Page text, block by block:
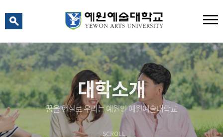
대학소개
꿈을 현실로 우리는 예원인 예원예술대학교
SCROLL
예원 AI
예원예술대학교 AI 상담